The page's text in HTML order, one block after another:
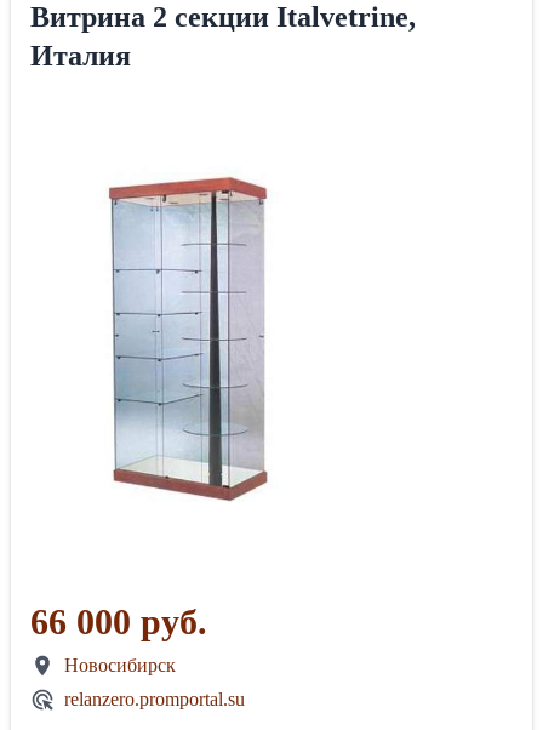
Витрина 2 секции Italvetrine,
Италия
66 000 руб.
Новосибирск
relanzero.promportal.su